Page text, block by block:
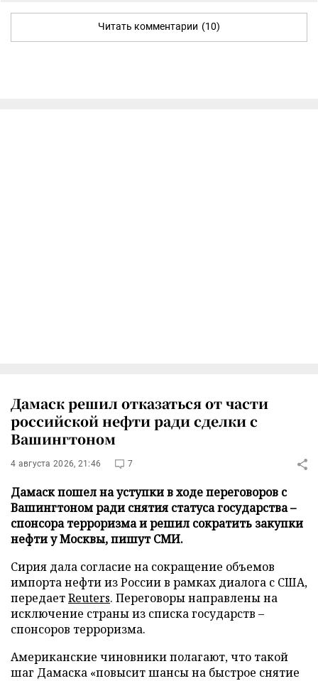
Читать комментарии (10)
Дамаск решил отказаться от части
российской нефти ради сделки с
Вашингтоном
4 августа 2026, 21:46 7
Дамаск пошел на уступки в ходе переговоров с
Вашингтоном ради снятия статуса государства –
спонсора терроризма и решил сократить закупки
нефти у Москвы, пишут СМИ.
Сирия дала согласие на сокращение объемов
импорта нефти из России в рамках диалога с США,
передаетReuters. Переговоры направлены на
исключение страны из списка государств –
спонсоров терроризма.
Американские чиновники полагают, что такой
шаг Дамаска «повысит шансы на быстрое снятие